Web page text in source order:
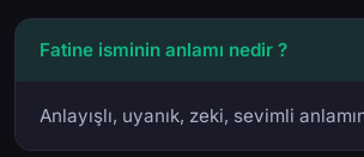
Fatine isminin anlamı nedir ?
Anlayışlı, uyanık, zeki, sevimli